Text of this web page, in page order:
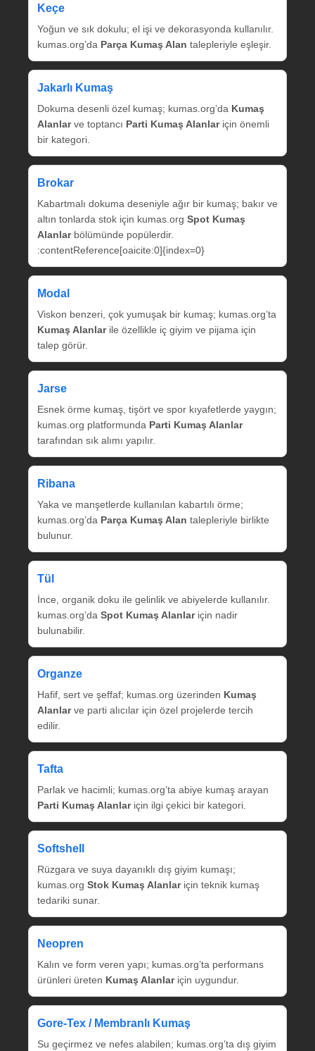
Keçe
Yoğun ve sık dokulu; el işi ve dekorasyonda kullanılır.
kumas.org’da Parça Kumaş Alan talepleriyle eşleşir.
Jakarlı Kumaş
Dokuma desenli özel kumaş; kumas.org’da Kumaş
Alanlarve toptancı Parti Kumaş Alanlariçin önemli
bir kategori.
Brokar
Kabartmalı dokuma deseniyle ağır bir kumaş; bakır ve
altın tonlarda stok için kumas.org Spot Kumaş
Alanlarbölümünde popülerdir.
:contentReference[oaicite:0]{index=0}
Modal
Viskon benzeri, çok yumuşak bir kumaş; kumas.org’ta
Kumaş Alanlarile özellikle iç giyim ve pijama için
talep görür.
Jarse
Esnek örme kumaş, tişört ve spor kıyafetlerde yaygın;
kumas.org platformunda Parti Kumaş Alanlar
tarafından sık alımı yapılır.
Ribana
Yaka ve manşetlerde kullanılan kabartılı örme;
kumas.org’da Parça Kumaş Alan talepleriyle birlikte
bulunur.
Tül
İnce, organik doku ile gelinlik ve abiyelerde kullanılır.
kumas.org’da Spot Kumaş Alanlariçin nadir
bulunabilir.
Organze
Hafif, sert ve şeffaf; kumas.org üzerinden Kumaş
Alanlarve parti alıcılar için özel projelerde tercih
edilir.
Tafta
Parlak ve hacimli; kumas.org’ta abiye kumaş arayan
Parti Kumaş Alanlariçin ilgi çekici bir kategori.
Softshell
Rüzgara ve suya dayanıklı dış giyim kumaşı;
kumas.org Stok Kumaş Alanlariçin teknik kumaş
tedariki sunar.
Neopren
Kalın ve form veren yapı; kumas.org’ta performans
ürünleri üreten Kumaş Alanlariçin uygundur.
Gore‑Tex / Membranlı Kumaş
Su geçirmez ve nefes alabilen; kumas.org’ta dış giyim